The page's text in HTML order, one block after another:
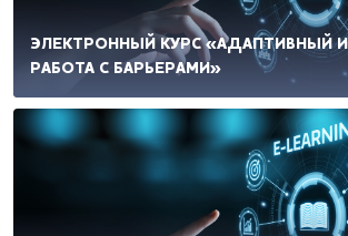
ЭЛЕКТРОННЫЙ КУРС «АДАПТИВНЫЙ
РАБОТА С БАРЬЕРАМИ»